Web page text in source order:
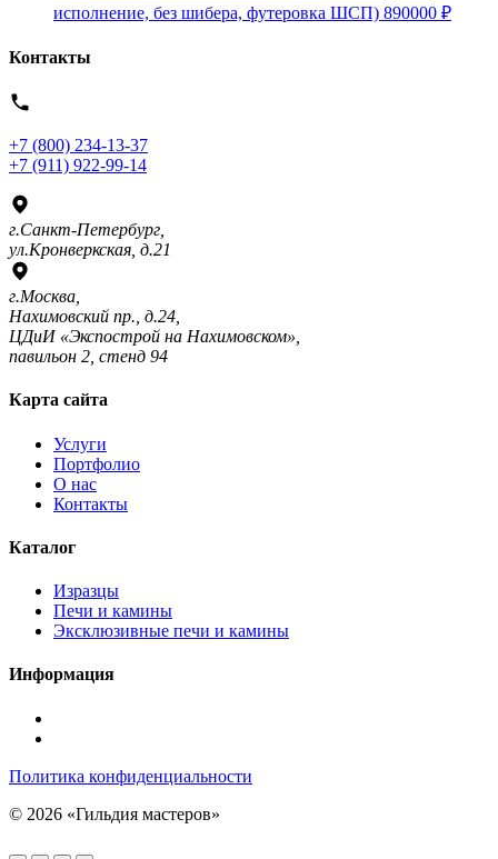
исполнение, без шибера, футеровка ШСП) 890000 ₽
Контакты
+7 (800) 234-13-37
+7 (911) 922-99-14
г.Санкт-Петербург,
ул.Кронверкская, д.21
г.Москва,
Нахимовский пр., д.24,
ЦДиИ «Экспострой на Нахимовском»,
павильон 2, стенд 94
Карта сайта
Услуги
Портфолио
О нас
Контакты
Каталог
Изразцы
Печи и камины
Эксклюзивные печи и камины
Информация
Max
Политика конфиденциальности
© 2026 «Гильдия мастеров»